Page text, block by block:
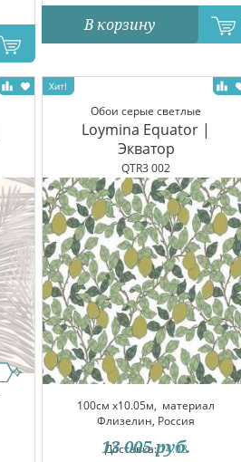
В корзину
Обои серые светлые
Loymina Equator |
Экватор
QTR3 002
100см x10.05м, материал
Флизелин, Россия
Доставка:14.08
13 005 руб.